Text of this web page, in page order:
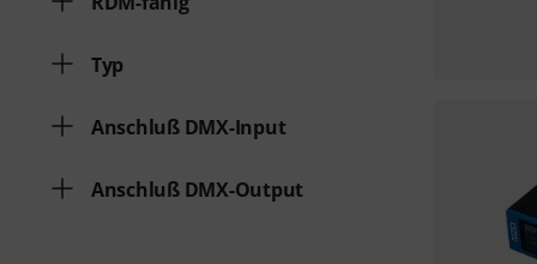
Typ
Anschluß DMX-Input
Anschluß DMX-Output